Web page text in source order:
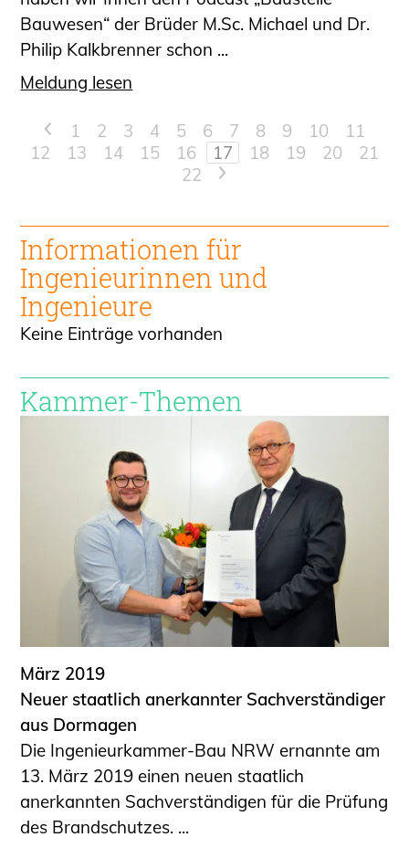
Bauwesen“ der Brüder M.Sc. Michael und Dr.
Philip Kalkbrenner schon ...
Meldung lesen
< 1 2 3 4 5 6 7 8 9 10
11
12
13 14 15 16 17 18 19 20
21
22
>
Informationen für
Ingenieurinnen und
Ingenieure
Keine Einträge vorhanden
Kammer-Themen
März 2019
Neuer staatlich anerkannter Sachverständiger
aus Dormagen
Die Ingenieurkammer-Bau NRW ernannte am
13. März 2019 einen neuen staatlich
anerkannten Sachverständigen für die Prüfung
des Brandschutzes. ...